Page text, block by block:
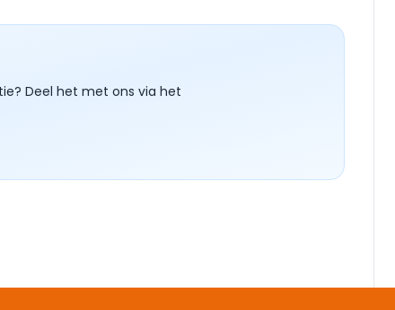
Deel het met ons via het